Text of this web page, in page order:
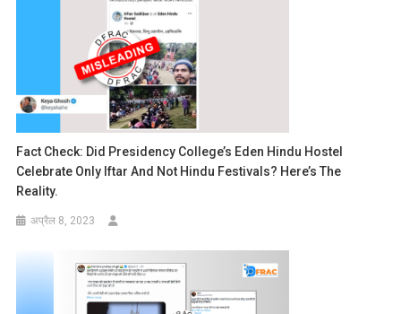
Fact Check: Did Presidency College’s Eden Hindu Hostel
Celebrate Only Iftar And Not Hindu Festivals? Here’s The
Reality.
अप्रैल 8, 2023